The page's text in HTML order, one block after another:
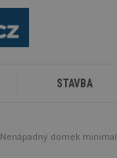
STAVBA
Nenápadný domek